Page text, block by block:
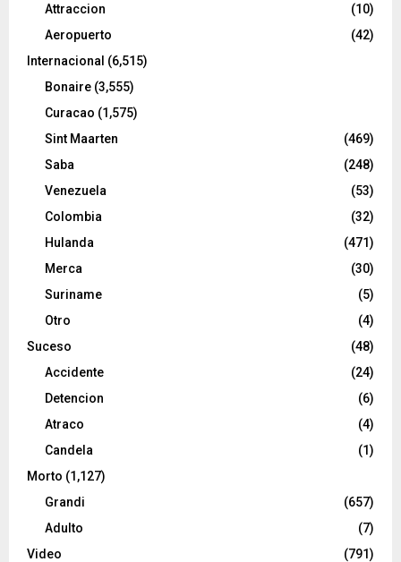
Attraccion
(10)
Aeropuerto
(42)
Internacional (6,515)
Bonaire (3,555)
Curacao (1,575)
Sint Maarten
(469)
Saba
(248)
Venezuela
(53)
Colombia
(32)
Hulanda
(471)
Merca
(30)
Suriname
(5)
Otro
(4)
Suceso
(48)
Accidente
(24)
Detencion
(6)
Atraco
(4)
Candela
(1)
Morto (1,127)
Grandi
(657)
Adulto
(7)
Video
(791)